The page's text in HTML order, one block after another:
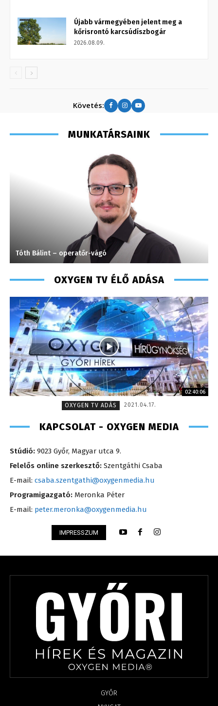
Újabb vármegyében jelent meg a
kőrisrontó karcsúdíszbogár
2026.08.09.
Követés:
MUNKATÁRSAINK
Tóth Bálint – operatőr-vágó
OXYGEN TV ÉLŐ ADÁSA
02:40:06
OXYGEN TV ADÁS
2021.04.17.
KAPCSOLAT - OXYGEN MEDIA
Stúdió: 9023 Győr, Magyar utca 9.
Felelős online szerkesztő: Szentgáthi Csaba
E-mail: csaba.szentgathi@oxygenmedia.hu
Programigazgató: Meronka Péter
E-mail: peter.meronka@oxygenmedia.hu
IMPRESSZUM
GYŐR